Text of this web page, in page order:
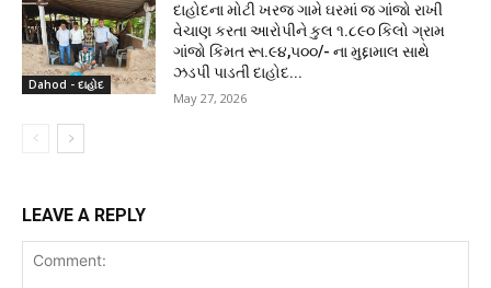
Dahod - દાહોદ
દાહોદના મોટી ખરજ ગામે ઘરમાં જ ગાંજો રાખી
વેચાણ કરતા આરોપીને કુલ ૧.૮૯૦ કિલો ગ્રામ
ગાંજો કિંમત રૂા.૯૪,૫૦૦/- ના મુદ્દામાલ સાથે
ઝડપી પાડતી દાહોદ...
May 27, 2026
LEAVE A REPLY